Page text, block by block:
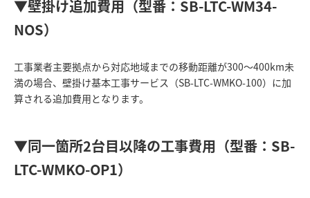
▼壁掛け追加費用（型番：SB-LTC-WM34-
NOS）
工事業者主要拠点から対応地域までの移動距離が300～400km未
満の場合、壁掛け基本工事サービス（SB-LTC-WMKO-100）に加
算される追加費用となります。
▼同一箇所2台目以降の工事費用（型番：SB-
LTC-WMKO-OP1）